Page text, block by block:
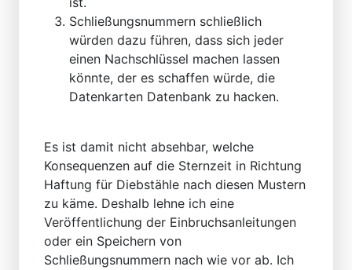
Schließungsnummern schließlich
würden dazu führen, dass sich jeder
einen Nachschlüssel machen lassen
könnte, der es schaffen würde, die
Datenkarten Datenbank zu hacken.
Es ist damit nicht absehbar, welche
Konsequenzen auf die Sternzeit in Richtung
Haftung für Diebstähle nach diesen Mustern
zu käme. Deshalb lehne ich eine
Veröffentlichung der Einbruchsanleitungen
oder ein Speichern von
Schließungsnummern nach wie vor ab. Ich